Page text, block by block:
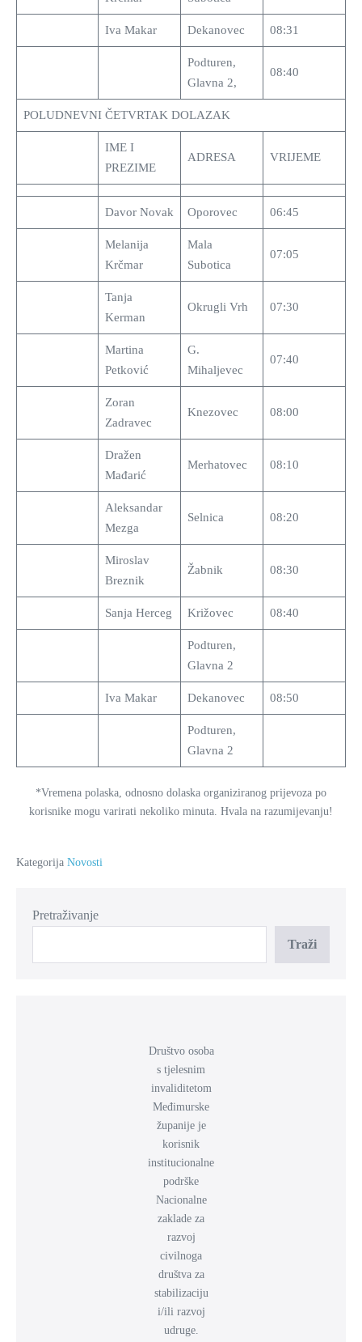
Iva Makar Dekanovec 08:31
Podturen,
Glavna 2,
08:40
POLUDNEVNI ČETVRTAK DOLAZAK
IME I
PREZIME
ADRESA VRIJEME
Davor Novak Oporovec 06:45
Melanija
Krčmar
Mala
Subotica
07:05
Tanja
Kerman
Okrugli Vrh 07:30
Martina
Petković
G.
Mihaljevec
07:40
Zoran
Zadravec
Knezovec 08:00
Dražen
Mađarić
Merhatovec 08:10
Aleksandar
Mezga
Selnica 08:20
Miroslav
Breznik
Žabnik 08:30
Sanja Herceg Križovec 08:40
Podturen,
Glavna 2
Iva Makar Dekanovec 08:50
Podturen,
Glavna 2
*Vremena polaska, odnosno dolaska organiziranog prijevoza po
korisnike mogu varirati nekoliko minuta. Hvala na razumijevanju!
Kategorija Novosti
Pretraživanje
Traži
Društvo osoba
s tjelesnim
invaliditetom
Međimurske
županije je
korisnik
institucionalne
podrške
Nacionalne
zaklade za
razvoj
civilnoga
društva za
stabilizaciju
i/ili razvoj
udruge.